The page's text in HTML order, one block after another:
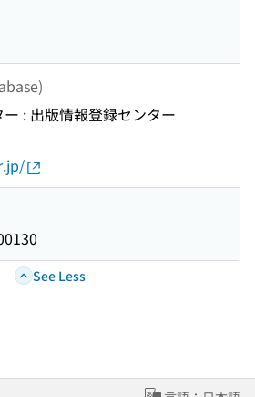
: 出版情報登録センター
See Less